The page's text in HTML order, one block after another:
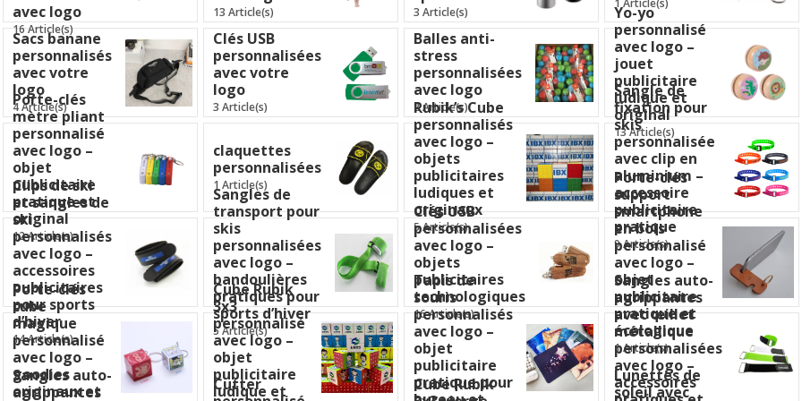
avec logo
16 Article(s)
13 Article(s) 3 Article(s)
1 Article(s)
Sacs banane
personnalisés
avec votre
logo
4 Article(s)
Clés USB
personnalisées
avec votre
logo
3 Article(s)
Balles anti-
stress
personnalisées
avec logo
2 Article(s)
Yo-yo
personnalisé
avec logo –
jouet
publicitaire
ludique et
original
13 Article(s)
Porte-clés
mètre pliant
personnalisé
avec logo –
objet
publicitaire
pratique et
original
12 Article(s)
claquettes
personnalisées
1 Article(s)
Rubik’s Cube
personnalisés
avec logo –
objets
publicitaires
ludiques et
originaux
5 Article(s)
Sangle de
fixation pour
skis
personnalisée
avec clip en
aluminium –
accessoire
publicitaire
pratique
9 Article(s)
Clips de ski
et sangles de
ski
personnalisés
avec logo –
accessoires
publicitaires
pour sports
d’hiver
14 Article(s)
Sangles de
transport pour
skis
personnalisées
avec logo –
bandoulières
pratiques pour
sports d’hiver
5 Article(s)
Clés USB
personnalisées
avec logo –
objets
publicitaires
technologiques
16 Article(s)
Porte-clés
support
smartphone
en bois
personnalisé
avec logo –
objet
publicitaire
pratique et
écologique
1 Article(s)
Porte-clés
cube
magique
personnalisé
avec logo –
goodies
originaux et
Cube Rubik
3x3
personnalisé
avec logo –
objet
publicitaire
ludique et
Tapis de
souris
personnalisés
avec logo –
objet
publicitaire
pratique pour
Sangles auto-
agrippantes
avec œillet
métallique
personnalisées
avec logo –
accessoires
Sangles auto-
agrippantes
Cutter
Cube Rubik
Lunettes de
soleil avec